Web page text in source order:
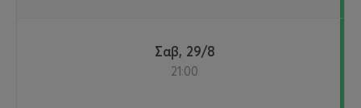
Σαβ, 29/8
21:00